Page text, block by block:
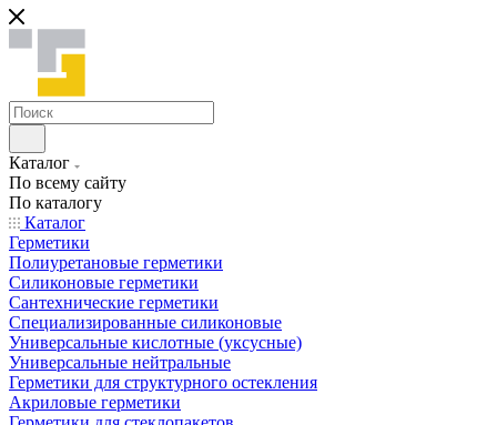
Каталог
По всему сайту
По каталогу
Каталог
Герметики
Полиуретановые герметики
Силиконовые герметики
Сантехнические герметики
Специализированные силиконовые
Универсальные кислотные (уксусные)
Универсальные нейтральные
Герметики для структурного остекления
Акриловые герметики